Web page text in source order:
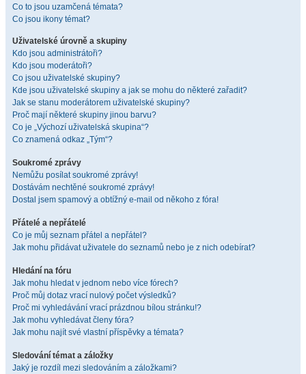
Co to jsou uzamčená témata?
Co jsou ikony témat?
Uživatelské úrovně a skupiny
Kdo jsou administrátoři?
Kdo jsou moderátoři?
Co jsou uživatelské skupiny?
Kde jsou uživatelské skupiny a jak se mohu do některé zařadit?
Jak se stanu moderátorem uživatelské skupiny?
Proč mají některé skupiny jinou barvu?
Co je „Výchozí uživatelská skupina“?
Co znamená odkaz „Tým“?
Soukromé zprávy
Nemůžu posílat soukromé zprávy!
Dostávám nechtěné soukromé zprávy!
Dostal jsem spamový a obtížný e-mail od někoho z fóra!
Přátelé a nepřátelé
Co je můj seznam přátel a nepřátel?
Jak mohu přidávat uživatele do seznamů nebo je z nich odebírat?
Hledání na fóru
Jak mohu hledat v jednom nebo více fórech?
Proč můj dotaz vrací nulový počet výsledků?
Proč mi vyhledávání vrací prázdnou bílou stránku!?
Jak mohu vyhledávat členy fóra?
Jak mohu najít své vlastní příspěvky a témata?
Sledování témat a záložky
Jaký je rozdíl mezi sledováním a záložkami?